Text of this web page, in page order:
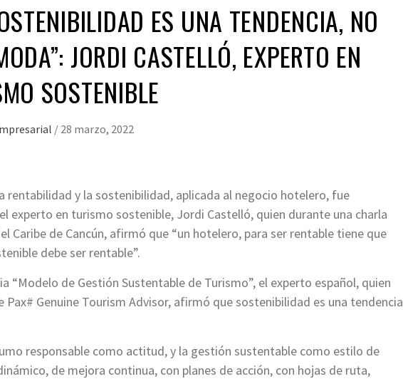
ES UNA TENDENCIA, NO
JORDI CASTELLÓ, EXPERTO EN
SOSTENIBLE
/ 28 marzo, 2022
rentabilidad y la sostenibilidad, aplicada al negocio hotelero, fue
experto en turismo sostenible, Jordi Castelló, quien durante una charla
Caribe de Cancún, afirmó que “un hotelero, para ser rentable tiene que
debe ser rentable”.
“Modelo de Gestión Sustentable de Turismo”, el experto español, quien
Genuine Tourism Advisor, afirmó que sostenibilidad es una tendencia
responsable como actitud, y la gestión sustentable como estilo de
de mejora continua, con planes de acción, con hojas de ruta,